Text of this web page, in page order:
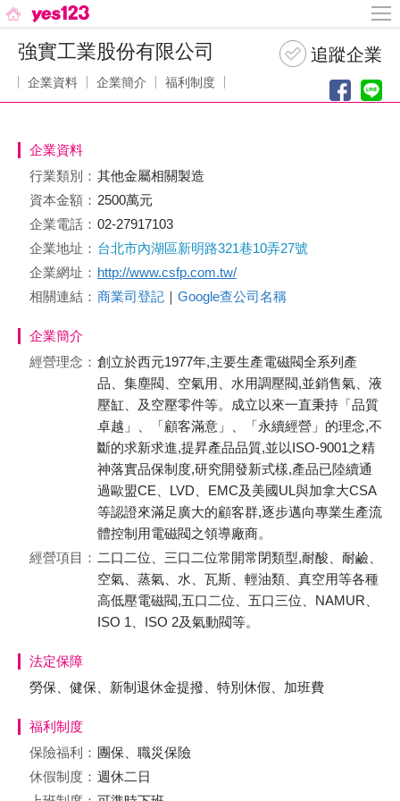
強實工業股份有限公司
企業資料 企業簡介 福利制度
企業資料
行業類別： 其他金屬相關製造
資本金額： 2500萬元
企業電話： 02-27917103
企業地址： 台北市內湖區新明路321巷10弄27號
企業網址： http://www.csfp.com.tw/
相關連結： 商業司登記 ｜ Google查公司名稱
企業簡介
經營理念： 創立於西元1977年,主要生產電磁閥全系列產
品、集塵閥、空氣用、水用調壓閥,並銷售氣、液
壓缸、及空壓零件等。成立以來一直秉持「品質
卓越」、「顧客滿意」、「永續經營」的理念,不
斷的求新求進,提昇產品品質,並以ISO-9001之精
神落實品保制度,研究開發新式樣,產品已陸續通
過歐盟CE、LVD、EMC及美國UL與加拿大CSA
等認證來滿足廣大的顧客群,逐步邁向專業生產流
體控制用電磁閥之領導廠商。
經營項目： 二口二位、三口二位常開常閉類型,耐酸、耐鹼、
空氣、蒸氣、水、瓦斯、輕油類、真空用等各種
高低壓電磁閥,五口二位、五口三位、NAMUR、
ISO 1、ISO 2及氣動閥等。
法定保障
勞保、健保、新制退休金提撥、特別休假、加班費
福利制度
保險福利： 團保、職災保險
休假制度： 週休二日